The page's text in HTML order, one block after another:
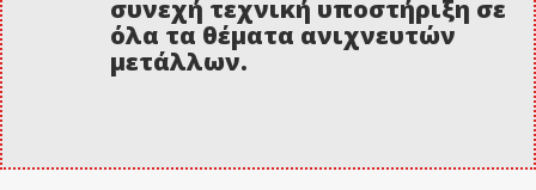
συνεχή τεχνική υποστήριξη σε
όλα τα θέματα ανιχνευτών
μετάλλων.